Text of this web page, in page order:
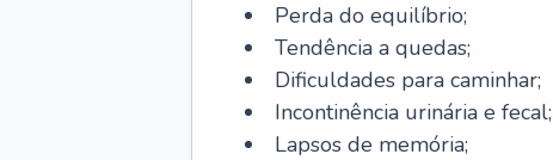
Perda do equilíbrio;
Tendência a quedas;
Dificuldades para caminhar;
Incontinência urinária e fecal;
Lapsos de memória;